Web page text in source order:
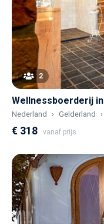
2
Wellnessboerderij
Nederland Gelderland
€ 318 vanaf prijs